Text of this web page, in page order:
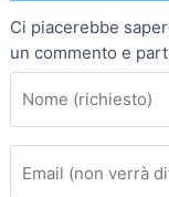
Ci piacerebbe
un commento e